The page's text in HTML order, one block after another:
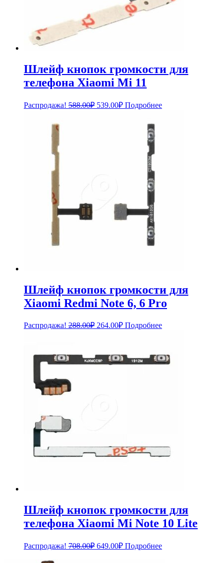
Шлейф кнопок громкости для
телефона Xiaomi Mi 11
Распродажа! 588.00₽ Первоначальная
539.00₽Текущая
цена:
539.00₽.
Подробнее
Шлейф кнопок громкости для
Xiaomi Redmi Note 6, 6 Pro
Распродажа! 288.00₽ Первоначальная
264.00₽Текущая
Подробнее
Шлейф кнопок громкости для
телефона Xiaomi Mi Note 10 Lite
Распродажа! 708.00₽ Первоначальная
649.00₽Текущая
цена:
Подробнее